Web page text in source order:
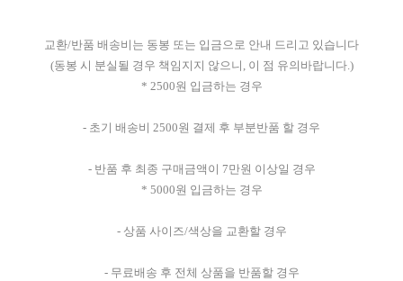
교환/반품 배송비는 동봉 또는 입금으로 안내 드리고 있습니다
(동봉 시 분실될 경우 책임지지 않으니, 이 점 유의바랍니다.)
* 2500원 입금하는 경우
- 초기 배송비 2500원 결제 후 부분반품 할 경우
- 반품 후 최종 구매금액이 7만원 이상일 경우
* 5000원 입금하는 경우
- 상품 사이즈/색상을 교환할 경우
- 무료배송 후 전체 상품을 반품할 경우